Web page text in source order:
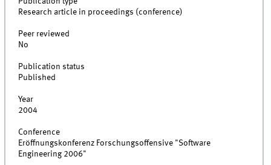
Research article in proceedings (conference)
Peer reviewed
No
Publication status
Published
Year
2004
Conference
Eröffnungskonferenz Forschungsoffensive "Software
Engineering 2006"